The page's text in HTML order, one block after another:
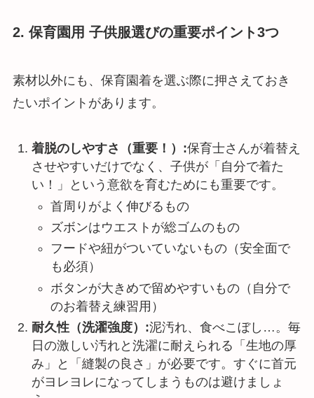
2. 保育園用 子供服選びの重要ポイント3つ
素材以外にも、保育園着を選ぶ際に押さえておき
たいポイントがあります。
着脱のしやすさ（重要！）:保育士さんが着替え
させやすいだけでなく、子供が「自分で着た
い！」という意欲を育むためにも重要です。
首周りがよく伸びるもの
ズボンはウエストが総ゴムのもの
フードや紐がついていないもの（安全面で
も必須）
ボタンが大きめで留めやすいもの（自分で
のお着替え練習用）
耐久性（洗濯強度）:泥汚れ、食べこぼし…。毎
日の激しい汚れと洗濯に耐えられる「生地の厚
み」と「縫製の良さ」が必要です。すぐに首元
がヨレヨレになってしまうものは避けましょ